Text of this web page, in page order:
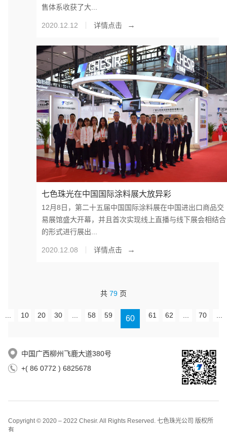
售体系收获了大...
2020.12.12 详情点击 →
七色珠光在中国国际涂料展大放异彩
12月8日，第二十五届中国国际涂料展在中国进出口商品交
易展馆盛大开幕，并且首次实现线上直播与线下展会相结合
的形式进行展出...
2020.12.08 详情点击 →
共 79 页
10 20 30 58 59 60 61 62 70
中国广西柳州飞鹿大道380号
+( 86 0772 ) 6825678
Copyright © 2020 – 2022 Chesir. All Rights Reserved. 七色珠光公司 版权所
有